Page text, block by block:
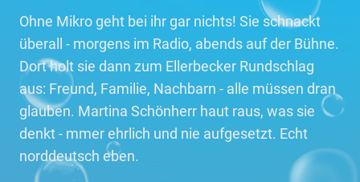
Ohne Mikro geht bei ihr gar nichts! Sie schnackt
überall - morgens im Radio, abends auf der Bühne.
Dort holt sie dann zum Ellerbecker Rundschlag
aus: Freund, Familie, Nachbarn - alle müssen dran
glauben. Martina Schönherr haut raus, was sie
denkt - mmer ehrlich und nie aufgesetzt. Echt
norddeutsch eben.